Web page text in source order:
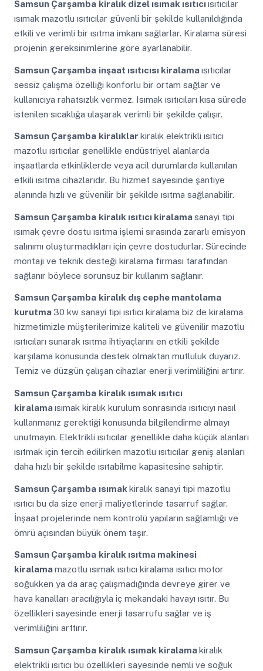
Samsun Çarşamba kiralık dizel ısımak ısıtıcıısıtıcılar
ısımak mazotlu ısıtıcılar güvenli bir şekilde kullanıldığında
etkili ve verimli bir ısıtma imkanı sağlarlar. Kiralama süresi
projenin gereksinimlerine göre ayarlanabilir.
Samsun Çarşamba inşaat ısıtıcısı kiralamaısıtıcılar
sessiz çalışma özelliği konforlu bir ortam sağlar ve
kullanıcıya rahatsızlık vermez. Isımak ısıtıcıları kısa sürede
istenilen sıcaklığa ulaşarak verimli bir şekilde çalışır.
Samsun Çarşamba kiralıklar kiralık elektrikli ısıtıcı
mazotlu ısıtıcılar genellikle endüstriyel alanlarda
inşaatlarda etkinliklerde veya acil durumlarda kullanılan
etkili ısıtma cihazlarıdır. Bu hizmet sayesinde şantiye
alanında hızlı ve güvenilir bir şekilde ısıtma sağlanabilir.
Samsun Çarşamba kiralık ısıtıcı kiralamasanayi tipi
ısımak çevre dostu ısıtma işlemi sırasında zararlı emisyon
salınımı oluşturmadıkları için çevre dostudurlar. Sürecinde
montajı ve teknik desteği kiralama firması tarafından
sağlanır böylece sorunsuz bir kullanım sağlanır.
Samsun Çarşamba kiralık dış cephe mantolama
kurutma30 kw sanayi tipi ısıtıcı kiralama biz de kiralama
hizmetimizle müşterilerimize kaliteli ve güvenilir mazotlu
ısıtıcıları sunarak ısıtma ihtiyaçlarını en etkili şekilde
karşılama konusunda destek olmaktan mutluluk duyarız.
Temiz ve düzgün çalışan cihazlar enerji verimliliğini artırır.
Samsun Çarşamba kiralık ısımak ısıtıcı
kiralamaısımak kiralık kurulum sonrasında ısıtıcıyı nasıl
kullanmanız gerektiği konusunda bilgilendirme almayı
unutmayın. Elektrikli ısıtıcılar genellikle daha küçük alanları
ısıtmak için tercih edilirken mazotlu ısıtıcılar geniş alanları
daha hızlı bir şekilde ısıtabilme kapasitesine sahiptir.
Samsun Çarşamba ısımak kiralık sanayi tipi mazotlu
ısıtıcı bu da size enerji maliyetlerinde tasarruf sağlar.
İnşaat projelerinde nem kontrolü yapıların sağlamlığı ve
ömrü açısından büyük önem taşır.
Samsun Çarşamba kiralık ısıtma makinesi
kiralamamazotlu ısımak ısıtıcı kiralama ısıtıcı motor
soğukken ya da araç çalışmadığında devreye girer ve
hava kanalları aracılığıyla iç mekandaki havayı ısıtır. Bu
özellikleri sayesinde enerji tasarrufu sağlar ve iş
verimliliğini arttırır.
Samsun Çarşamba kiralık ısımak kiralamakiralık
elektrikli ısıtıcı bu özellikleri sayesinde nemli ve soğuk